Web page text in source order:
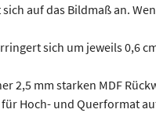
auf das Bildmaß an.
sich um jeweils 0,6
2,5 mm starken MDF
Hoch- und Querformat